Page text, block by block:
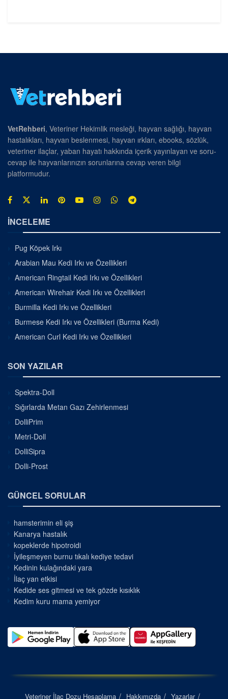
VetRehberi, Veteriner Hekimlik mesleği, hayvan sağlığı, hayvan
hastalıkları, hayvan beslenmesi, hayvan ırkları, ebooks, sözlük,
veteriner ilaçlar, yaban hayatı hakkında içerik yayınlayan ve soru-
cevap ile hayvanlarınızın sorunlarına cevap veren bilgi
platformudur.
İNCELEME
Pug Köpek Irkı
Arabian Mau Kedi Irkı ve Özellikleri
American Ringtail Kedi Irkı ve Özellikleri
American Wirehair Kedi Irkı ve Özellikleri
Burmilla Kedi Irkı ve Özellikleri
Burmese Kedi Irkı ve Özellikleri (Burma Kedi)
American Curl Kedi Irkı ve Özellikleri
SON YAZILAR
Spektra-Doll
Sığırlarda Metan Gazı Zehirlenmesi
DolliPrim
Metri-Doll
DolliSipra
Dolli-Prost
GÜNCEL SORULAR
hamsterimin eli şiş
Kanarya hastalık
kopeklerde hipotroidi
İyileşmeyen burnu tıkalı kediye tedavi
Kedinin kulağındaki yara
İlaç yan etkisi
Kedide ses gitmesi ve tek gözde kısıklık
Kedim kuru mama yemiyor
Veteriner İlaç Dozu Hesaplama Hakkımızda Yazarlar